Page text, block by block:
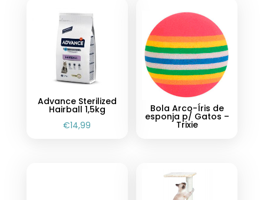
Advance Sterilized
Hairball 1,5kg
€14,99
Bola Arco-Íris de
esponja p/ Gatos –
Trixie